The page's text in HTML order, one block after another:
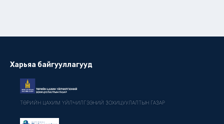
Харьяа байгууллагууд
ТӨРИЙН ЦАХИМ ҮЙЛЧИЛГЭЭНИЙ ЗОХИЦУУЛАЛТЫН ГАЗАР